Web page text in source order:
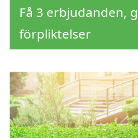
Få 3 erbjudanden,
förpliktelser